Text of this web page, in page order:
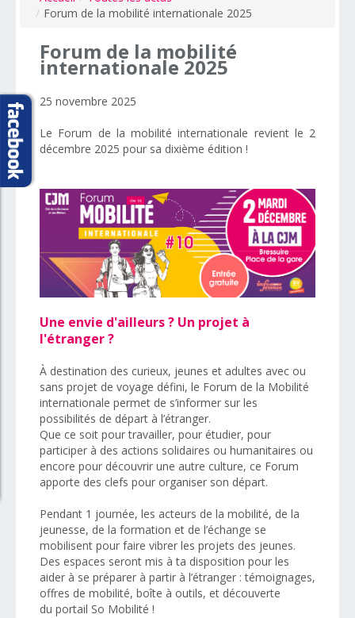
/ Forum de la mobilité internationale 2025
Forum de la mobilité
internationale 2025
25 novembre 2025
Le Forum de la mobilité internationale revient le 2
décembre 2025 pour sa dixième édition !
Une envie d'ailleurs ? Un projet à
l'étranger ?
À destination des curieux, jeunes et adultes avec ou
sans projet de voyage défini, le Forum de la Mobilité
internationale permet de s’informer sur les
possibilités de départ à l’étranger.
Que ce soit pour travailler, pour étudier, pour
participer à des actions solidaires ou humanitaires ou
encore pour découvrir une autre culture, ce Forum
apporte des clefs pour organiser son départ.
Pendant 1 journée, les acteurs de la mobilité, de la
jeunesse, de la formation et de l’échange se
mobilisent pour faire vibrer les projets des jeunes.
Des espaces seront mis à ta disposition pour les
aider à se préparer à partir à l’étranger : témoignages,
offres de mobilité, boîte à outils, et découverte
du portail So Mobilité !